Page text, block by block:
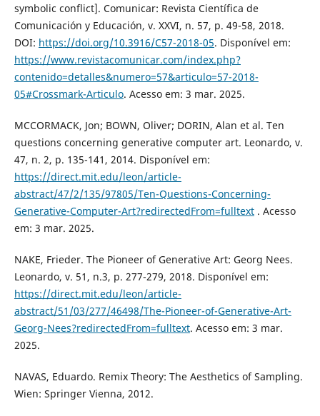
symbolic conflict]. Comunicar: Revista Científica de
Comunicación y Educación, v. XXVI, n. 57, p. 49-58, 2018.
DOI: https://doi.org/10.3916/C57-2018-05. Disponível em:
https://www.revistacomunicar.com/index.php?
contenido=detalles&numero=57&articulo=57-2018-
05#Crossmark-Articulo. Acesso em: 3 mar. 2025.
MCCORMACK, Jon; BOWN, Oliver; DORIN, Alan et al. Ten
questions concerning generative computer art. Leonardo, v.
47, n. 2, p. 135-141, 2014. Disponível em:
https://direct.mit.edu/leon/article-
abstract/47/2/135/97805/Ten-Questions-Concerning-
Generative-Computer-Art?redirectedFrom=fulltext. Acesso
em: 3 mar. 2025.
NAKE, Frieder. The Pioneer of Generative Art: Georg Nees.
Leonardo, v. 51, n.3, p. 277-279, 2018. Disponível em:
https://direct.mit.edu/leon/article-
abstract/51/03/277/46498/The-Pioneer-of-Generative-Art-
Georg-Nees?redirectedFrom=fulltext. Acesso em: 3 mar.
2025.
NAVAS, Eduardo. Remix Theory: The Aesthetics of Sampling.
Wien: Springer Vienna, 2012.